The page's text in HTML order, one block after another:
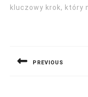
kluczowy krok, który
PREVIOUS